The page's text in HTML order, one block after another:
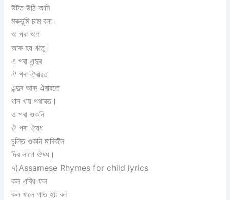
উটত উঠি আমি
মৰুভূমি চাম বলা।
ঋ পৰা ঋণ
আৰু হয় ঋতু।
এ পৰা এন্দুৰ
ঐ পৰা ঐৰাৱত
এন্দুৰ আৰু ঐৰাৱতে
ধান খায় পথাৰত।
ও পৰা ওকনি
ঔ পৰা ঔষধ
চুলিত ওকনি মাৰিবলৈ
দিব লাগে ঔষধ।
৭)Assamese Rhymes for child lyrics
কল এবিধ ফল
কল খালে গাত হয় বল